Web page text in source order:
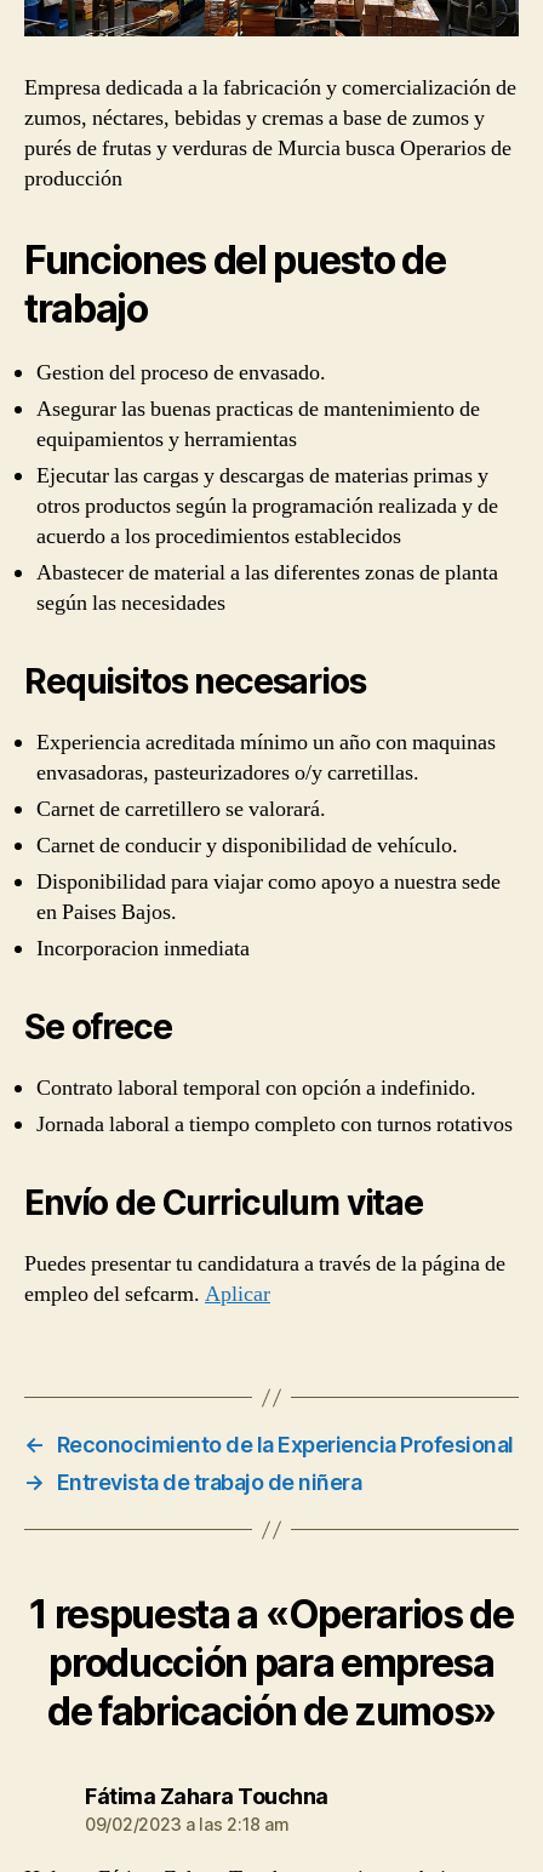
Empresa dedicada a la fabricación y comercialización de
zumos, néctares, bebidas y cremas a base de zumos y
purés de frutas y verduras de Murcia busca Operarios de
producción
Funciones del puesto de
trabajo
Gestion del proceso de envasado.
Asegurar las buenas practicas de mantenimiento de
equipamientos y herramientas
Ejecutar las cargas y descargas de materias primas y
otros productos según la programación realizada y de
acuerdo a los procedimientos establecidos
Abastecer de material a las diferentes zonas de planta
según las necesidades
Requisitos necesarios
Experiencia acreditada mínimo un año con maquinas
envasadoras, pasteurizadores o/y carretillas.
Carnet de carretillero se valorará.
Carnet de conducir y disponibilidad de vehículo.
Disponibilidad para viajar como apoyo a nuestra sede
en Paises Bajos.
Incorporacion inmediata
Se ofrece
Contrato laboral temporal con opción a indefinido.
Jornada laboral a tiempo completo con turnos rotativos
Envío de Curriculum vitae
Puedes presentar tu candidatura a través de la página de
empleo del sefcarm. Aplicar
←
Reconocimiento de la Experiencia Profesional
→
Entrevista de trabajo de niñera
1 respuesta a «Operarios de
producción para empresa
de fabricación de zumos»
Fátima Zahara Touchnadice:
09/02/2023 a las 2:18 am